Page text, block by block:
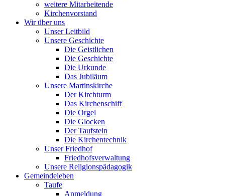
weitere Mitarbeitende
Kirchenvorstand
Wir über uns
Unser Leitbild
Unsere Geschichte
Die Geistlichen
Die Geschichte
Die Urkunde
Das Jubiläum
Unsere Martinskirche
Der Kirchturm
Das Kirchenschiff
Die Orgel
Die Glocken
Der Taufstein
Die Kirchentechnik
Unser Friedhof
Friedhofsverwaltung
Unsere Religionspädagogik
Gemeindeleben
Taufe
Anmeldung